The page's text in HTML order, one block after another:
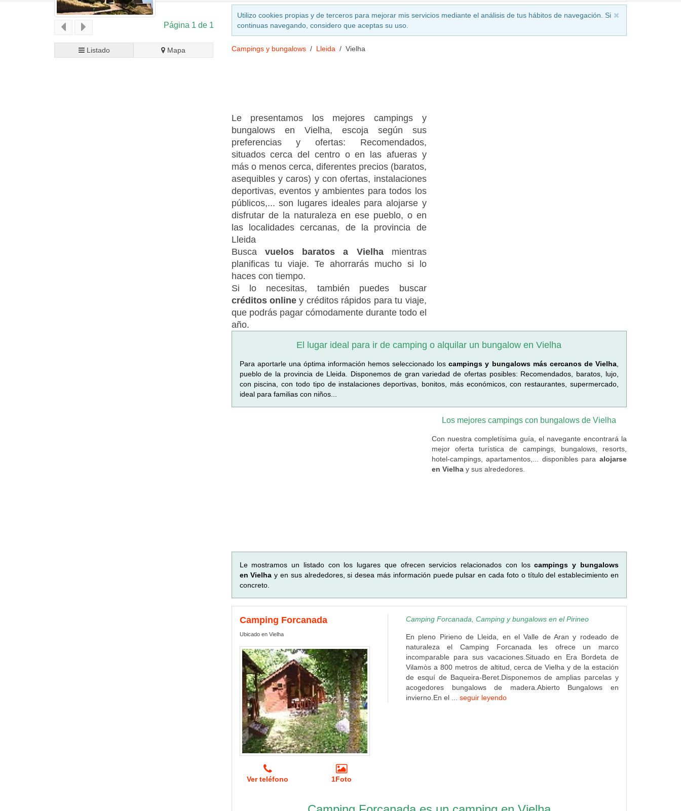
Página 1 de 1
Listado Mapa
Utilizo cookies propias y de terceros para mejorar mis servicios mediante el análisis de tus hábitos de navegación. Si
continuas navegando, considero que aceptas su uso.
Campings y bungalows Lleida Vielha
Le presentamos los mejores campings y
bungalows en Vielha, escoja según sus
preferencias y ofertas: Recomendados,
situados cerca del centro o en las afueras y
más o menos cerca, diferentes precios (baratos,
asequibles y caros) y con ofertas, instalaciones
deportivas, eventos y ambientes para todos los
públicos,... son lugares ideales para alojarse y
disfrutar de la naturaleza en ese pueblo, o en
las localidades cercanas, de la provincia de
Lleida
Busca vuelos baratos a Vielhamientras
planificas tu viaje. Te ahorrarás mucho si lo
haces con tiempo.
Si lo necesitas, también puedes buscar
créditos onliney créditos rápidos para tu viaje,
que podrás pagar cómodamente durante todo el
año.
El lugar ideal para ir de camping o alquilar un bungalow en Vielha
Para aportarle una óptima información hemos seleccionado loscampings y bungalows más cercanos de Vielha
pueblo de la provincia de Lleida. Disponemos de gran variedad de ofertas posibles: Recomendados, baratos, lujo,
con piscina, con todo tipo de instalaciones deportivas, bonitos, más económicos, con restaurantes, supermercado,
ideal para familias con niños...
Los mejores campings con bungalows de Vielha
Con nuestra completísima guía, el navegante encontrará la
mejor oferta turística de campings, bungalows, resorts,
hotel-campings, apartamentos,... disponibles para alojarse
en Vielhay sus alrededores.
Le mostramos un listado con los lugares que ofrecen servicios relacionados con loscampings y bungalows
en Vielha y en sus alrededores, si desea más información puede pulsar en cada foto o título del establecimiento en
concreto.
Camping Forcanada
Ubicado en Vielha
Ver teléfono 1Foto
Camping Forcanada, Camping y bungalows en el Pirineo
En pleno Pirieno de Lleida, en el Valle de Aran y rodeado de
naturaleza el Camping Forcanada les ofrece un marco
incomparable para sus vacaciones.Situado en Era Bordeta de
Vilamòs a 800 metros de altitud, cerca de Vielha y de la estación
de esquí de Baqueira-Beret.Disponemos de amplias parcelas y
acogedores bungalows de madera.Abierto Bungalows en
invierno.En el ... seguir leyendo